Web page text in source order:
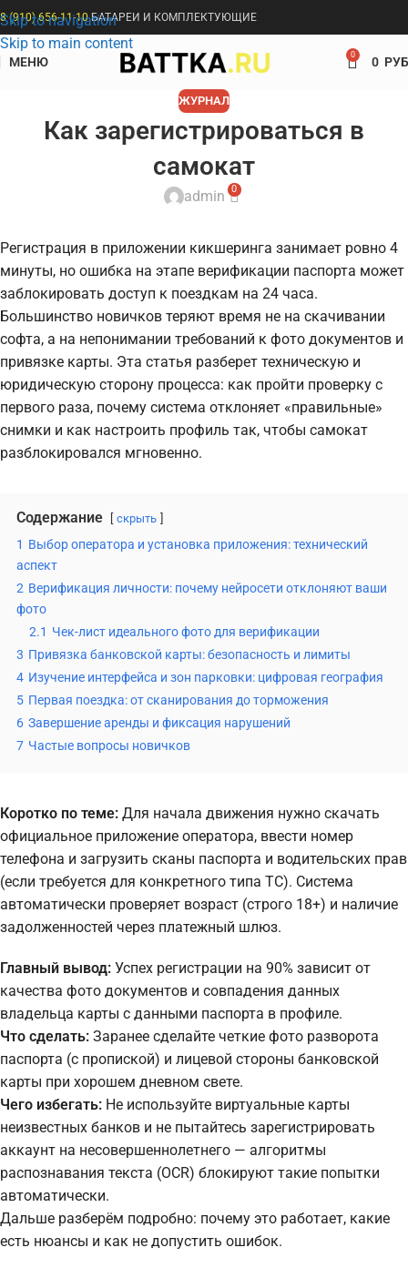
Skip to navigation
Skip to main content
8 (910) 656-11-10БАТАРЕИ И КОМПЛЕКТУЮЩИЕ
МЕНЮ 0 0
ЖУРНАЛ
Как зарегистрироваться в
самокат
admin 0
Регистрация в приложении кикшеринга занимает ровно 4
минуты, но ошибка на этапе верификации паспорта может
заблокировать доступ к поездкам на 24 часа.
Большинство новичков теряют время не на скачивании
софта, а на непонимании требований к фото документов и
привязке карты. Эта статья разберет техническую и
юридическую сторону процесса: как пройти проверку с
первого раза, почему система отклоняет «правильные»
снимки и как настроить профиль так, чтобы самокат
разблокировался мгновенно.
Содержание скрыть
1 Выбор оператора и установка приложения: технический
аспект
2 Верификация личности: почему нейросети отклоняют ваши
фото
2.1 Чек-лист идеального фото для верификации
3 Привязка банковской карты: безопасность и лимиты
4 Изучение интерфейса и зон парковки: цифровая география
5 Первая поездка: от сканирования до торможения
6 Завершение аренды и фиксация нарушений
7 Частые вопросы новичков
Коротко по теме: Для начала движения нужно скачать
официальное приложение оператора, ввести номер
телефона и загрузить сканы паспорта и водительских прав
(если требуется для конкретного типа ТС). Система
автоматически проверяет возраст (строго 18+) и наличие
задолженностей через платежный шлюз.
Главный вывод: Успех регистрации на 90% зависит от
качества фото документов и совпадения данных
владельца карты с данными паспорта в профиле.
Что сделать: Заранее сделайте четкие фото разворота
паспорта (с пропиской) и лицевой стороны банковской
карты при хорошем дневном свете.
Чего избегать: Не используйте виртуальные карты
неизвестных банков и не пытайтесь зарегистрировать
аккаунт на несовершеннолетнего — алгоритмы
распознавания текста (OCR) блокируют такие попытки
автоматически.
Дальше разберём подробно: почему это работает, какие
есть нюансы и как не допустить ошибок.